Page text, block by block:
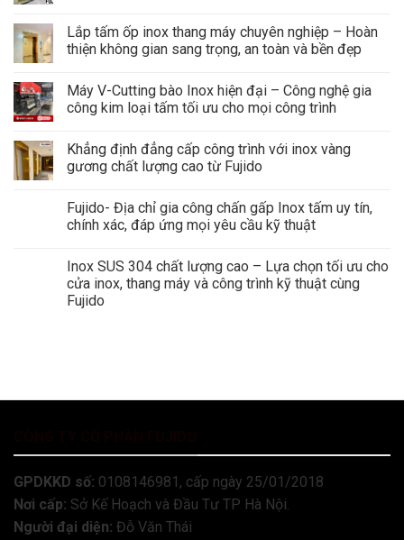
Lắp tấm ốp inox thang máy chuyên nghiệp – Hoàn
thiện không gian sang trọng, an toàn và bền đẹp
Máy V-Cutting bào Inox hiện đại – Công nghệ gia
công kim loại tấm tối ưu cho mọi công trình
Khẳng định đẳng cấp công trình với inox vàng
gương chất lượng cao từ Fujido
Fujido- Địa chỉ gia công chấn gấp Inox tấm uy tín,
chính xác, đáp ứng mọi yêu cầu kỹ thuật
Inox SUS 304 chất lượng cao – Lựa chọn tối ưu cho
cửa inox, thang máy và công trình kỹ thuật cùng
Fujido
GPDKKD số: 0108146981, cấp ngày 25/01/2018
Nơi cấp: Sở Kế Hoạch và Đầu Tư TP Hà Nội.
Người đại diện: Đỗ Văn Thái